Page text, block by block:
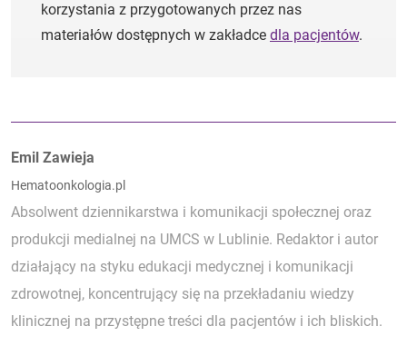
korzystania z przygotowanych przez nas
materiałów dostępnych w zakładce dla pacjentów.
Autorzy:
Emil Zawieja
Hematoonkologia.pl
Absolwent dziennikarstwa i komunikacji społecznej oraz
produkcji medialnej na UMCS w Lublinie. Redaktor i autor
działający na styku edukacji medycznej i komunikacji
zdrowotnej, koncentrujący się na przekładaniu wiedzy
klinicznej na przystępne treści dla pacjentów i ich bliskich.